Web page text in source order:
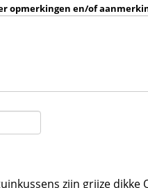
opmerkingen en/of
zijn grijze dikke